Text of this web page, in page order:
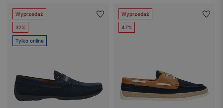
Wyprzedaż
32%
Tylko online
Wyprzedaż
47%